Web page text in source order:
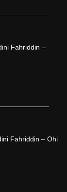
Fahriddin –
Fahriddin – Ohi